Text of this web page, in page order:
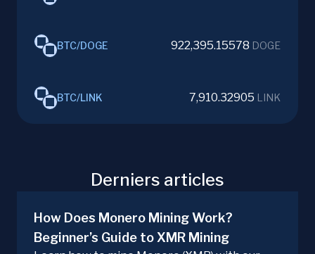
BTC/DOGE 922,395.15578 DOGE
BTC/LINK 7,910.32905 LINK
Derniers articles
How Does Monero Mining Work?
Beginner’s Guide to XMR Mining